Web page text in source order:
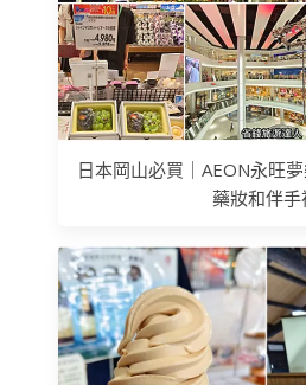
日本岡山必買｜AEON永旺
藥妝和伴手